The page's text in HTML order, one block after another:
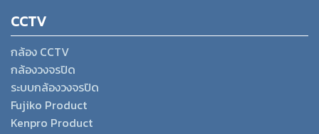
CCTV
กล้อง CCTV
กล้องวงจรปิด
ระบบกล้องวงจรปิด
Fujiko Product
Kenpro Product